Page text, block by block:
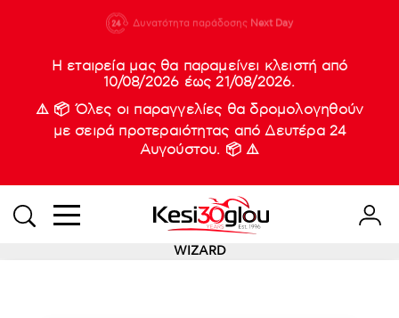
933
Δυνατότητα παράδοσης Next Day
Νέες
Η εταιρεία μας θα παραμείνει κλειστή από
10/08/2026 έως 21/08/2026.
⚠️ 📦 Όλες οι παραγγελίες θα δρομολογηθούν
με σειρά προτεραιότητας από Δευτέρα 24
Αυγούστου. 📦 ⚠️
WIZARD